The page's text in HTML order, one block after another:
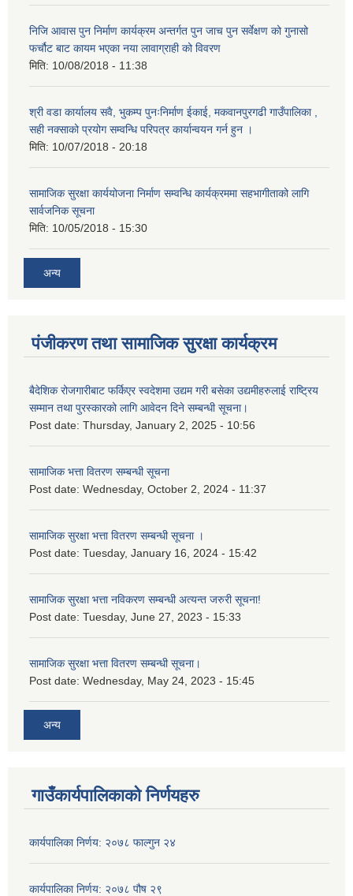
निजि आवास पुन निर्माण कार्यक्रम अन्तर्गत पुन जाच पुन सर्वेक्षण को गुनासो
फर्चौट बाट कायम भएका नया लावाग्राही को विवरण
मिति: 10/08/2018 - 11:38
श्री वडा कार्यालय सवै, भुकम्प पुनःनिर्माण ईकाई, मकवानपुरगढी गाउँपालिका ,
सही नक्साको प्रयोग सम्वन्धि परिपत्र कार्यान्वयन गर्न हुन ।
मिति: 10/07/2018 - 20:18
सामाजिक सुरक्षा कार्ययोजना निर्माण सम्वन्धि कार्यक्रममा सहभागीताको लागि
सार्वजनिक सूचना
मिति: 10/05/2018 - 15:30
अन्य
पंजीकरण तथा सामाजिक सुरक्षा कार्यक्रम
बैदेशिक रोजगारीबाट फर्किएर स्वदेशमा उद्यम गरी बसेका उद्यमीहरुलाई राष्‍ट्रिय
सम्मान तथा पुरस्कारको लागि आवेदन दिने सम्बन्धी सूचना।
Post date: Thursday, January 2, 2025 - 10:56
सामाजिक भत्ता वितरण सम्बन्धी सूचना
Post date: Wednesday, October 2, 2024 - 11:37
सामाजिक सुरक्षा भत्ता वितरण सम्बन्धी सूचना ।
Post date: Tuesday, January 16, 2024 - 15:42
सामाजिक सुरक्षा भत्ता नविकरण सम्बन्धी अत्यन्त जरुरी सूचना!
Post date: Tuesday, June 27, 2023 - 15:33
सामाजिक सुरक्षा भत्ता वितरण सम्बन्धी सूचना।
Post date: Wednesday, May 24, 2023 - 15:45
अन्य
गाउँकार्यपालिकाको निर्णयहरु
कार्यपालिका निर्णय: २०७८ फाल्गुन २४
कार्यपालिका निर्णय: २०७८ पौष २९